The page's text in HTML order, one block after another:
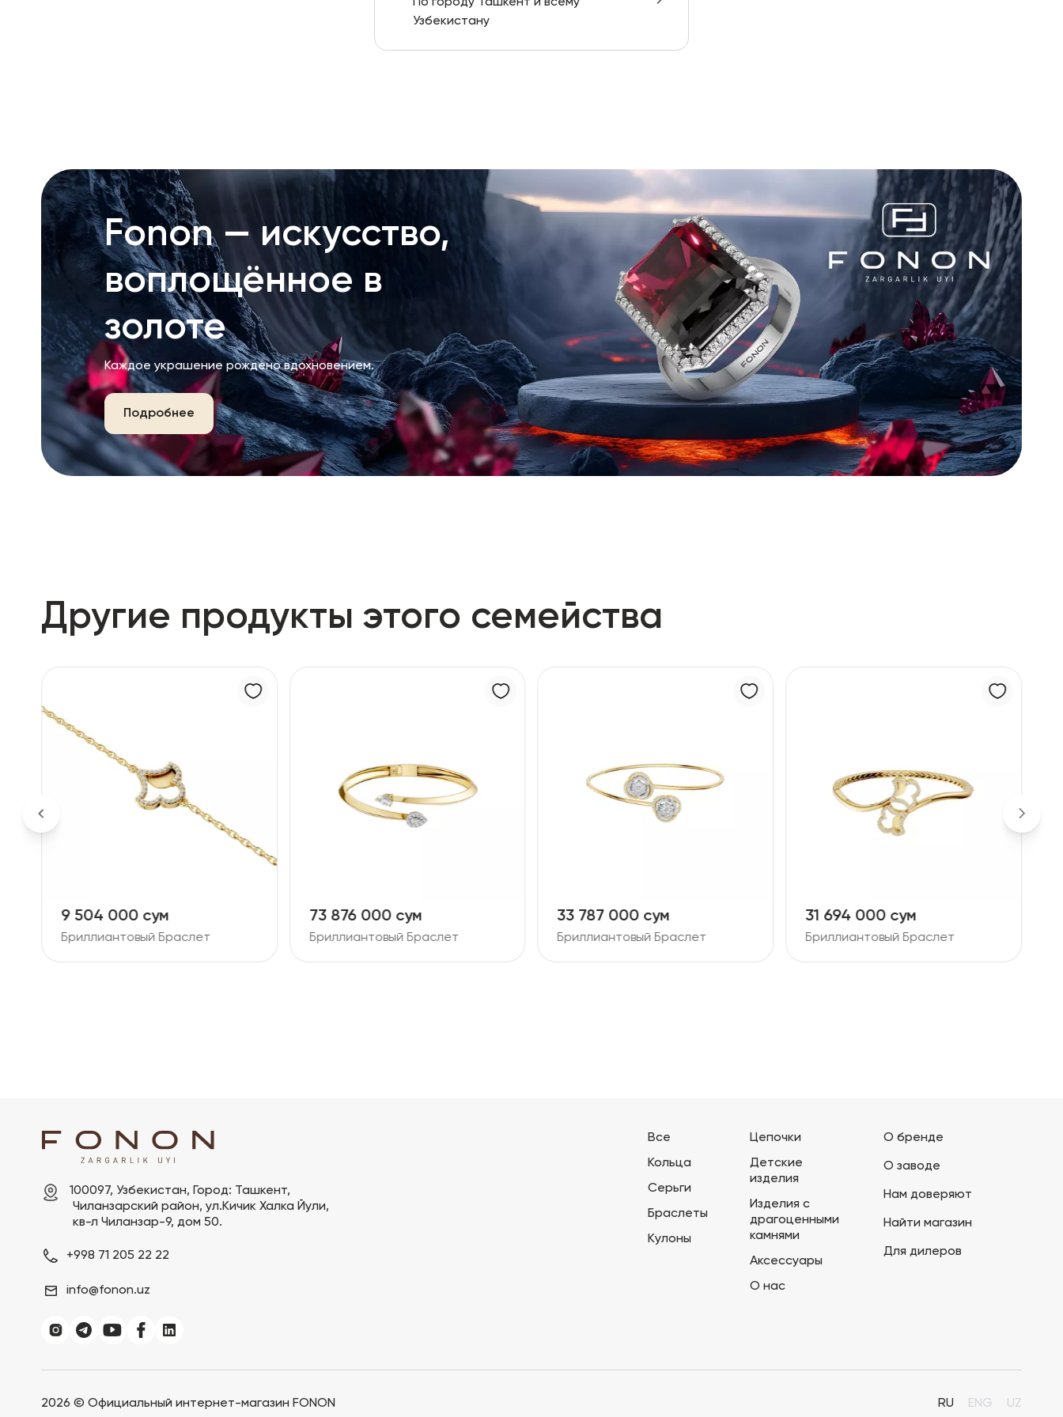
Узбекистану
Fonon — искусство,
воплощённое в
золоте
Каждое украшение рождено вдохновением.
Подробнее
Другие продукты этого семейства
9 504 000 сум
Бриллиантовый Браслет
73 876 000 сум
Бриллиантовый Браслет
33 787 000 сум
Бриллиантовый Браслет
31 694 000 сум
Бриллиантовый Браслет
100097, Узбекистан, Город: Ташкент,
кв-л Чиланзар-9, дом 50.
+998 71 205 22 22
info@fonon.uz
Все
Кольца
Серьги
Браслеты
Кулоны
Цепочки
Детские
изделия
Изделия с
драгоценными
камнями
Аксессуары
О нас
О бренде
О заводе
Нам доверяют
Найти магазин
Для дилеров
2026 © Официальный интернет-магазин FONON RU ENG UZ